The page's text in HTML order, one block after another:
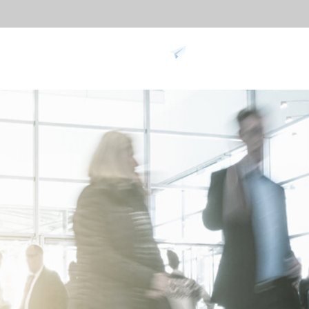
против
Умный дом
Видеодомофон
Больше>>
Учет
Учет
Учет
Биометрические